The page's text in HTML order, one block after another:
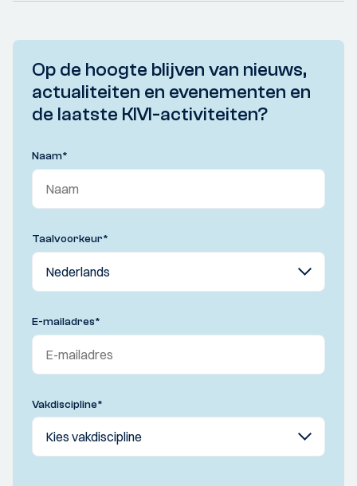
Op de hoogte blijven van nieuws,
actualiteiten en evenementen en
de laatste KIVI-activiteiten?
Naam*
Taalvoorkeur*
E-mailadres*
Vakdiscipline*